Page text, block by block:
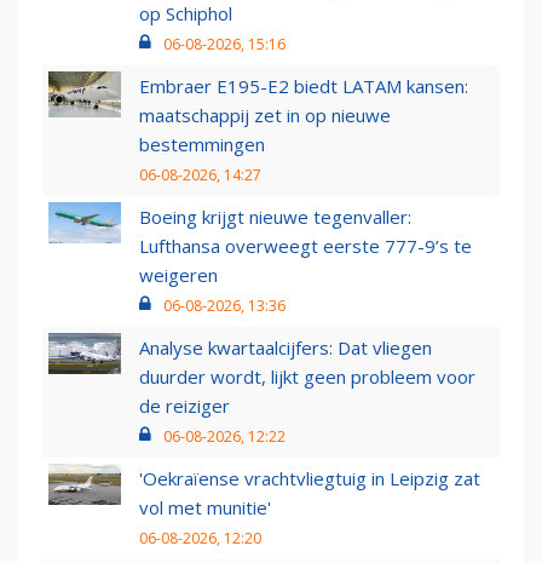
op Schiphol
06-08-2026, 15:16
Embraer E195-E2 biedt LATAM kansen:
maatschappij zet in op nieuwe
bestemmingen
06-08-2026, 14:27
Boeing krijgt nieuwe tegenvaller:
Lufthansa overweegt eerste 777-9’s te
weigeren
06-08-2026, 13:36
Analyse kwartaalcijfers: Dat vliegen
duurder wordt, lijkt geen probleem voor
de reiziger
06-08-2026, 12:22
'Oekraïense vrachtvliegtuig in Leipzig zat
vol met munitie'
06-08-2026, 12:20